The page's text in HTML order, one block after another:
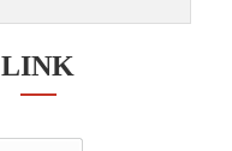
LINK